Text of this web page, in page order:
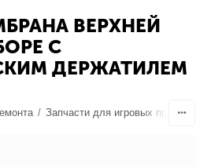
ВЕРХНЕЙ
С
ДЕРЖАТИЛЕМ
/ Запчасти для игровых приставок